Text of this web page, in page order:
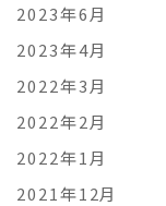
2023年6月
2023年4月
2022年3月
2022年2月
2022年1月
2021年12月